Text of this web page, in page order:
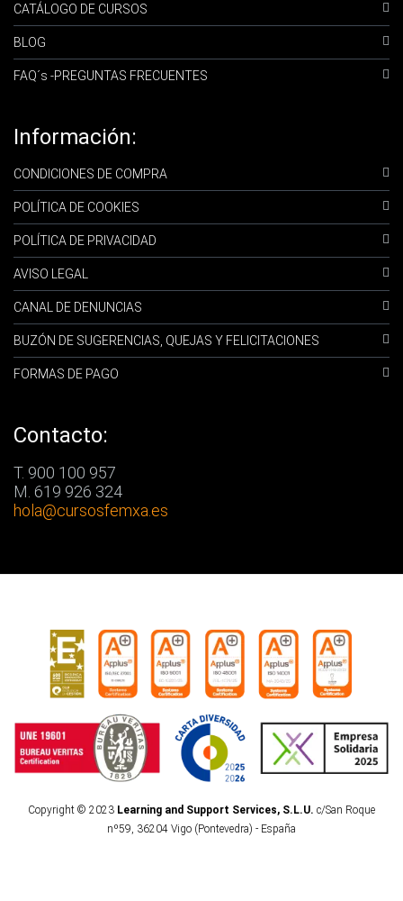
CATÁLOGO DE CURSOS
BLOG
FAQ´s -PREGUNTAS FRECUENTES
Información:
CONDICIONES DE COMPRA
POLÍTICA DE COOKIES
POLÍTICA DE PRIVACIDAD
AVISO LEGAL
CANAL DE DENUNCIAS
BUZÓN DE SUGERENCIAS, QUEJAS Y FELICITACIONES
FORMAS DE PAGO
Contacto:
T. 900 100 957
M. 619 926 324
hola@cursosfemxa.es
Copyright © 2023 Learning and Support Services, S.L.U. c/San Roque
nº59, 36204 Vigo (Pontevedra) - España